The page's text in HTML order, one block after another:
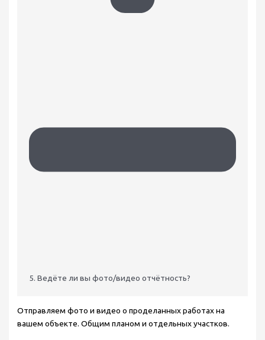
5. Ведёте ли вы фото/видео отчётность?
Отправляем фото и видео о проделанных работах на
вашем объекте. Общим планом и отдельных участков.